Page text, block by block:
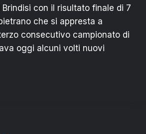
Brindisi con il risultato finale di 7
che si appresta a
consecutivo campionato di
oggi alcuni volti nuovi